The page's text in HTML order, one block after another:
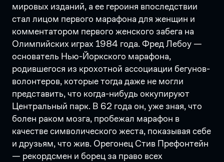
мировых изданий, а ее героиня впоследствии
стал лицом первого марафона для женщин и
комментатором первого женского забега на
Олимпийских играх 1984 года. Фред Лебоу —
основатель Нью-Йоркского марафона,
родившегося из крохотной ассоциации бегунов-
волонтеров, которые тогда даже не могли
представить, что когда-нибудь оккупируют
Центральный парк. В 62 года он, уже зная, что
болен раком мозга, пробежал марафон в
качестве символического жеста, показывая себе
и друзьям, что жив. Орегонец Стив Префонтейн
— рекордсмен и борец за право всех